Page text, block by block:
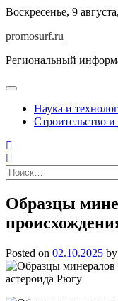
Skip
content
Воскресенье, 9
promosurf.ru
Региональный
Наука и
Строительство
Найти:
Образцы
Posted on 02.10.2025 by